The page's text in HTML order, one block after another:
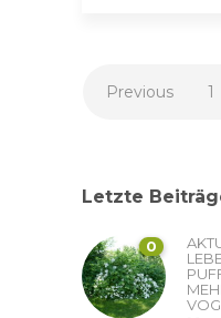
Previous 1
Letzte
0